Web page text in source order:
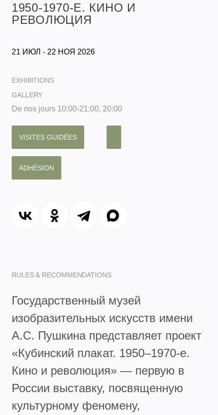
1950-1970-Е. КИНО И
РЕВОЛЮЦИЯ
21 ИЮЛ - 22 НОЯ 2026
EXHIBITIONS
GALLERY
De nos jours 10:00-21:00, 20:00
VISITES GUIDÉES
ADHÉSION
RULES & RECOMMENDATIONS
Государственный музей
изобразительных искусств имени
А.С. Пушкина представляет проект
«Кубинский плакат. 1950–1970-е.
Кино и революция» — первую в
России выставку, посвященную
культурному феномену,